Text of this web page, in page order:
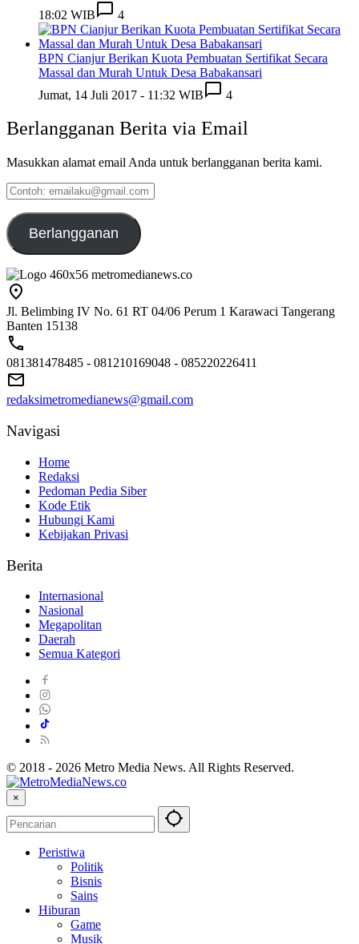
18:02 WIB
4
BPN Cianjur Berikan Kuota Pembuatan Sertifikat Secara
Massal dan Murah Untuk Desa Babakansari
Jumat, 14 Juli 2017 - 11:32 WIB
4
Berlangganan Berita via Email
Masukkan alamat email Anda untuk berlangganan berita kami.
Contoh:
emailaku@gmail.com
Berlangganan
Jl. Belimbing IV No. 61 RT 04/06 Perum 1 Karawaci Tangerang
Banten 15138
081381478485 - 081210169048 - 085220226411
redaksimetromedianews@gmail.com
Navigasi
Home
Redaksi
Pedoman Pedia Siber
Kode Etik
Hubungi Kami
Kebijakan Privasi
Berita
Internasional
Nasional
Megapolitan
Daerah
Semua Kategori
© 2018 - 2026 Metro Media News. All Rights Reserved.
×
Peristiwa
Politik
Bisnis
Sains
Hiburan
Game
Musik